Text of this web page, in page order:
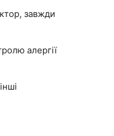
завжди
алергії